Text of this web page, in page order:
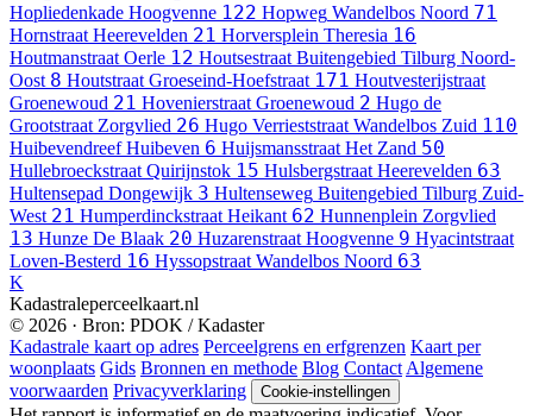
Hopliedenkade Hoogvenne 122 Hopweg Wandelbos Noord 71
Hornstraat Heerevelden 21 Horversplein Theresia 16
Houtmanstraat Oerle 12 Houtsestraat Buitengebied Tilburg Noord-
Oost 8 Houtstraat Groeseind-Hoefstraat 171 Houtvesterijstraat
Groenewoud 21 Hovenierstraat Groenewoud 2 Hugo de
Grootstraat Zorgvlied 26 Hugo Verrieststraat Wandelbos Zuid 110
Huibevendreef Huibeven 6 Huijsmansstraat Het Zand 50
Hullebroeckstraat Quirijnstok 15 Hulsbergstraat Heerevelden 63
Hultensepad Dongewijk 3 Hultenseweg Buitengebied Tilburg Zuid-
West 21 Humperdinckstraat Heikant 62 Hunnenplein Zorgvlied
13 Hunze De Blaak 20 Huzarenstraat Hoogvenne 9 Hyacintstraat
Loven-Besterd 16 Hyssopstraat Wandelbos Noord 63
K
Kadastraleperceelkaart.nl
© 2026 · Bron: PDOK / Kadaster
Kadastrale kaart op adres Perceelgrens en erfgrenzen Kaart per
woonplaats Gids Bronnen en methode Blog ContactAlgemene
voorwaarden Privacyverklaring Cookie-instellingen